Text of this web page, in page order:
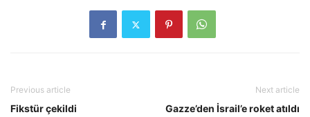
Previous article
Fikstür çekildi
Next article
Gazze’den İsrail’e roket atıldı